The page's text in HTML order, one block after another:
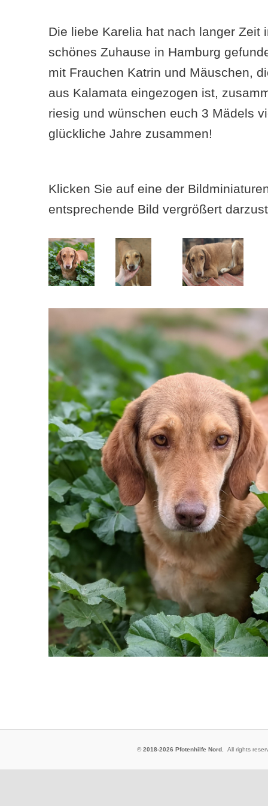
Die liebe Karelia hat nach langer Zeit
schönes Zuhause in Hamburg
mit Frauchen Katrin und Mäuschen,
aus Kalamata eingezogen ist,
riesig und wünschen euch 3 Mädels
glückliche Jahre zusammen!
Klicken Sie auf eine der
entsprechende Bild vergrößert
©2018-2026 Pfotenhilfe Nord. All rights